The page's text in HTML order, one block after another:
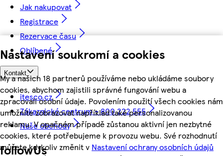
Nastavení soukromí a cookies
My a našich 18 partnerů používáme nebo ukládáme soubory
cookies, abychom zajistili správné fungování webu a
zpracovali osobní údaje. Povolením použití všech cookies nám
umožníte zobrazovat například také personalizovanou
reklamu. V opačném případě zůstanou aktivní jen nezbytné
cookies, které potřebujeme k provozu webu. Své rozhodnutí
můžete kdykoliv změnit v Nastavení ochrany osobních údajů
Jak nakupovat
Registrace
Rezervace času
Oblíbené
Kontakt
itesco.cz
Zákaznické centrum - 800 222 555
Naše obchody
followUs